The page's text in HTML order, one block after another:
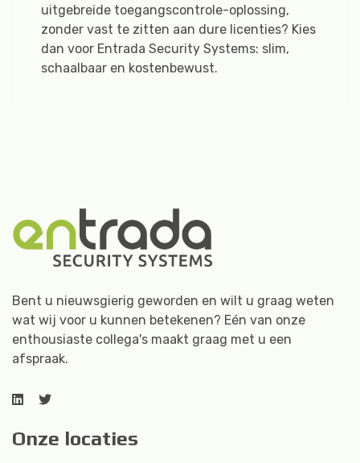
uitgebreide toegangscontrole-oplossing,
zonder vast te zitten aan dure licenties? Kies
dan voor Entrada Security Systems: slim,
schaalbaar en kostenbewust.
Bent u nieuwsgierig geworden en wilt u graag weten
wat wij voor u kunnen betekenen? Eén van onze
enthousiaste collega's maakt graag met u een
afspraak.
Onze locaties